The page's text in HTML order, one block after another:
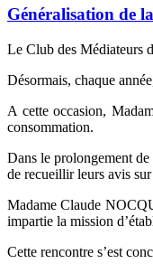
Généralisation de
Le Club des Médiateurs
Désormais, chaque
A cette occasion,
consommation.
Dans le prolongement
de recueillir leurs avis
Madame Claude
impartie la mission
Cette rencontre s’est